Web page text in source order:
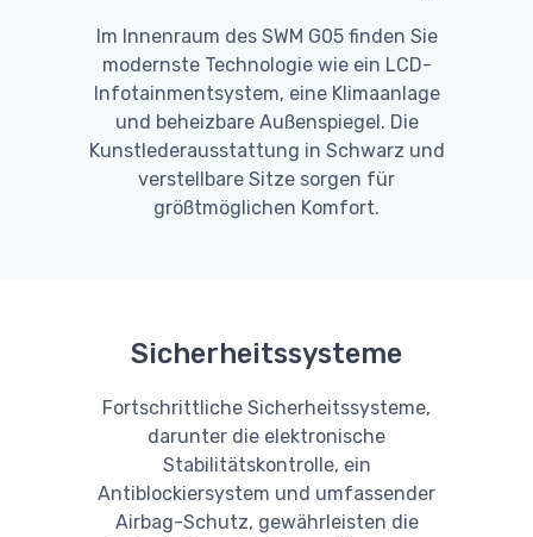
Im Innenraum des SWM G05 finden Sie
modernste Technologie wie ein LCD-
Infotainmentsystem, eine Klimaanlage
und beheizbare Außenspiegel. Die
Kunstlederausstattung in Schwarz und
verstellbare Sitze sorgen für
größtmöglichen Komfort.
Sicherheitssysteme
Fortschrittliche Sicherheitssysteme,
darunter die elektronische
Stabilitätskontrolle, ein
Antiblockiersystem und umfassender
Airbag-Schutz, gewährleisten die